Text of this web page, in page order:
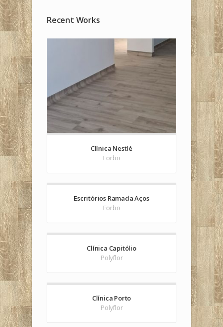
Recent Works
Clínica Nestlé
Forbo
Escritórios Ramada Aços
Forbo
Clínica Capitólio
Polyflor
Clínica Porto
Polyflor